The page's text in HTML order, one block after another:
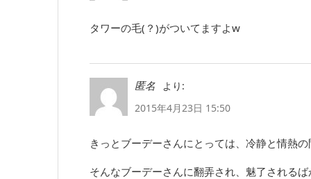
タワーの毛(？)がついてますよw
匿名
より:
2015年4月23日 15:50
きっとブーデーさんにとっては、冷静と情熱
そんなブーデーさんに翻弄され、魅了される